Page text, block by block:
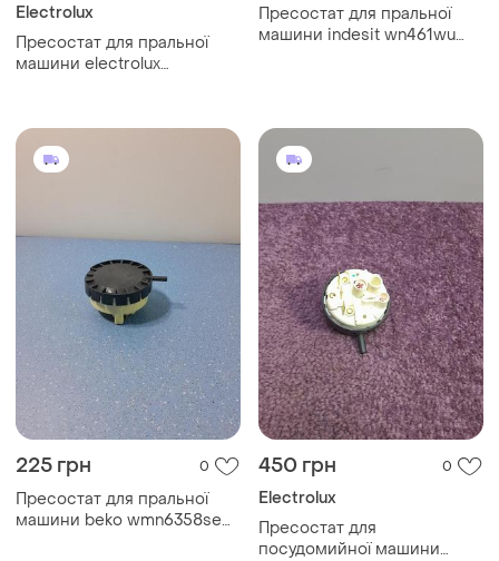
Electrolux
Пресостат для пральної
машини electrolux
Пресостат для пральної
машини indesit wn461wu
225 грн 0
Пресостат для пральної
машини beko wmn6358se
450 грн 0
Electrolux
Пресостат для
посудомийної машини